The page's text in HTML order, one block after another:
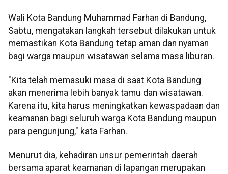
Wali Kota Bandung Muhammad Farhan di Bandung,
Sabtu, mengatakan langkah tersebut dilakukan untuk
memastikan Kota Bandung tetap aman dan nyaman
bagi warga maupun wisatawan selama masa liburan.
"Kita telah memasuki masa di saat Kota Bandung
akan menerima lebih banyak tamu dan wisatawan.
Karena itu, kita harus meningkatkan kewaspadaan dan
keamanan bagi seluruh warga Kota Bandung maupun
para pengunjung," kata Farhan.
Menurut dia, kehadiran unsur pemerintah daerah
bersama aparat keamanan di lapangan merupakan